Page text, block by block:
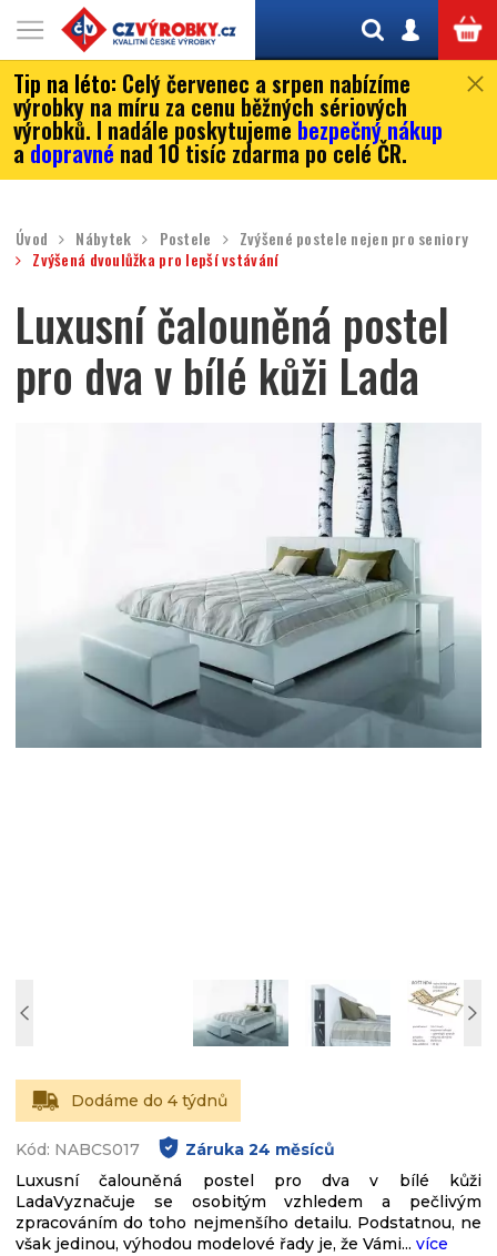
Tip na léto: Celý červenec a srpen nabízíme
výrobky na míru za cenu běžných sériových
výrobků. I nadále poskytujeme bezpečný nákup
adopravné nad 10 tisíc zdarma po celé ČR.
Úvod Nábytek Postele
Zvýšené postele nejen pro seniory
Zvýšená dvoulůžka pro lepší vstávání
Luxusní čalouněná postel
pro dva v bílé kůži Lada
Dodáme do 4 týdnů
Kód: NABCS017 Záruka 24 měsíců
Luxusní čalouněná postel pro dva v bílé kůži
LadaVyznačuje se osobitým vzhledem a pečlivým
zpracováním do toho nejmenšího detailu. Podstatnou, ne
však jedinou, výhodou modelové řady je, že Vámi... více